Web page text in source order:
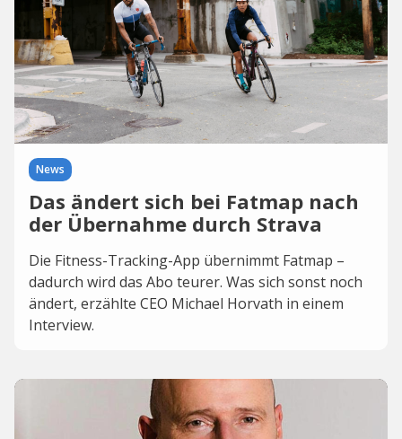
News
Das ändert sich bei Fatmap nach
der Übernahme durch Strava
Die Fitness-Tracking-App übernimmt Fatmap –
dadurch wird das Abo teurer. Was sich sonst noch
ändert, erzählte CEO Michael Horvath in einem
Interview.